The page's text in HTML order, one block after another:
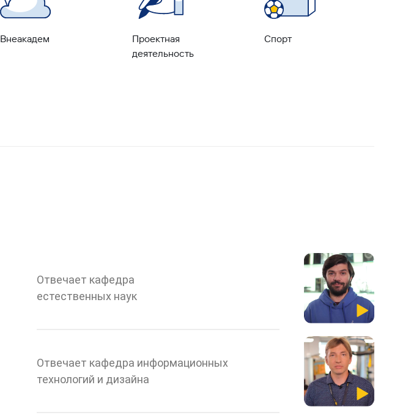
Внеакадем
Проектная
деятельность
Спорт
Отвечает кафедра
естественных наук
Отвечает кафедра информационных
технологий и дизайна